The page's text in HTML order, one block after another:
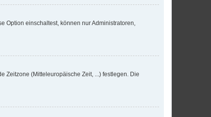
Option einschaltest, können nur Administratoren,
Zeitzone (Mitteleuropäische Zeit, ...) festlegen. Die